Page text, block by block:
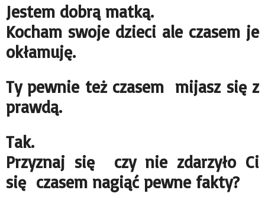
Jestem dobrą matką.
Kocham swoje dzieci ale czasem je
okłamuję.
Ty pewnie też czasem mijasz się z
prawdą.
Tak.
Przyznaj się czy nie zdarzyło Ci
się czasem nagiąć pewne fakty?